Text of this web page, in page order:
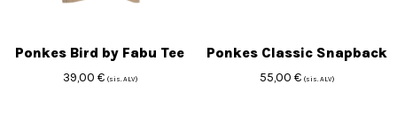
Ponkes Bird by Fabu Tee
39,00 € (sis. ALV)
Ponkes Classic Snapback
55,00€ (sis. ALV)